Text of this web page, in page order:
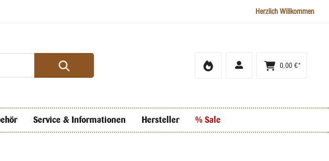
Herzlich Willkommen
0,00 €*
Service & Informationen Hersteller % Sale